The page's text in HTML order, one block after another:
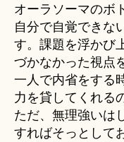
オーラソーマのボ
自分で自覚できな
す。課題を浮かび
づかなかった視点
一人で内省をする
力を貸してくれる
ただ、無理強いは
すればそっとして